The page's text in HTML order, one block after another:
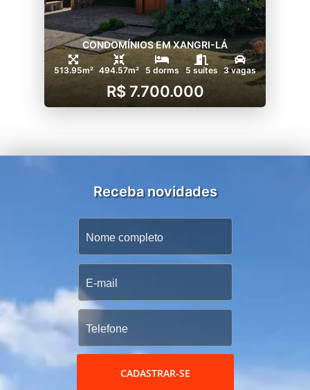
CONDOMÍNIOS EM XANGRI-LÁ
513.95m² 494.57m² 5 dorms 5 suítes 3 vagas
R$ 7.700.000
Receba novidades
CADASTRAR-SE